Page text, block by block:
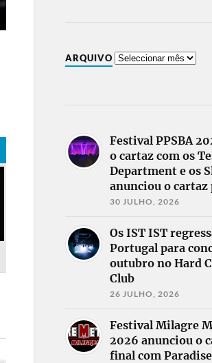
ARQUIVO
Festival PPSBA
o cartaz com os
Department e os
anunciou o cartaz
30 JULHO, 2026
Os IST IST
Portugal para
outubro no Hard
Club
26 JULHO, 2026
Festival Milagre
2026 anunciou o
final com